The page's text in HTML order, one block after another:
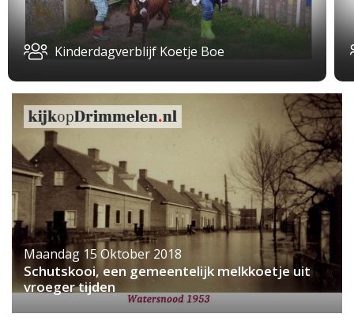
Kinderdagverblijf Koetje Boe
Maandag 15 Oktober 2018
Schutskooi, een gemeentelijk melkkoetje uit
vroeger tijden